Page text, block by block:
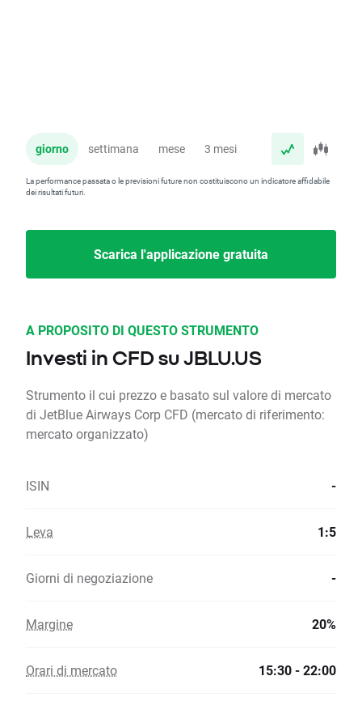
giorno settimana mese 3 mesi anno
La performance passata o le previsioni future non costituiscono un indicatore affidabile
dei risultati futuri.
Scarica l'applicazione gratuita
A PROPOSITO DI QUESTO STRUMENTO
Investi in CFD su JBLU.US
Strumento il cui prezzo e basato sul valore di mercato
di JetBlue Airways Corp CFD (mercato di riferimento:
mercato organizzato)
ISIN -
Leva 1:5
Giorni di negoziazione -
Margine 20%
Orari di mercato 15:30 - 22:00